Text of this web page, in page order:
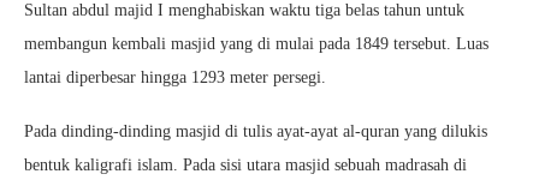
Sultan abdul majid I menghabiskan waktu tiga belas tahun untuk
membangun kembali masjid yang di mulai pada 1849 tersebut. Luas
lantai diperbesar hingga 1293 meter persegi.
Pada dinding-dinding masjid di tulis ayat-ayat al-quran yang dilukis
bentuk kaligrafi islam. Pada sisi utara masjid sebuah madrasah di